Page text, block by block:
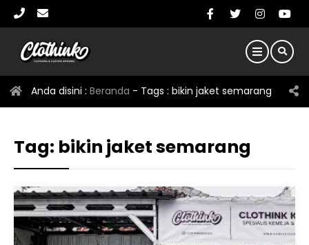
Anda disini : Beranda - Tags : bikin jaket semarang
Tag: bikin jaket semarang